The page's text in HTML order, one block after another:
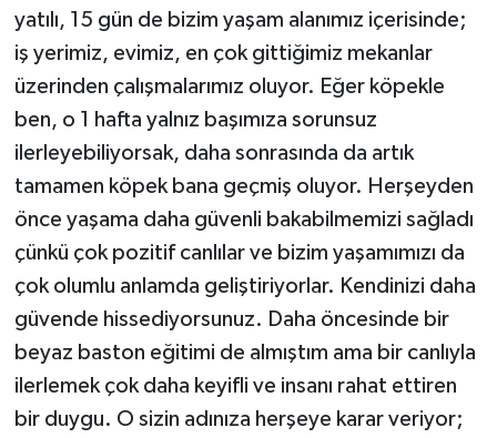
yatılı, 15 gün de bizim yaşam alanımız içerisinde;
iş yerimiz, evimiz, en çok gittiğimiz mekanlar
üzerinden çalışmalarımız oluyor. Eğer köpekle
ben, o 1 hafta yalnız başımıza sorunsuz
ilerleyebiliyorsak, daha sonrasında da artık
tamamen köpek bana geçmiş oluyor. Herşeyden
önce yaşama daha güvenli bakabilmemizi sağladı
çünkü çok pozitif canlılar ve bizim yaşamımızı da
çok olumlu anlamda geliştiriyorlar. Kendinizi daha
güvende hissediyorsunuz. Daha öncesinde bir
beyaz baston eğitimi de almıştım ama bir canlıyla
ilerlemek çok daha keyifli ve insanı rahat ettiren
bir duygu. O sizin adınıza herşeye karar veriyor;